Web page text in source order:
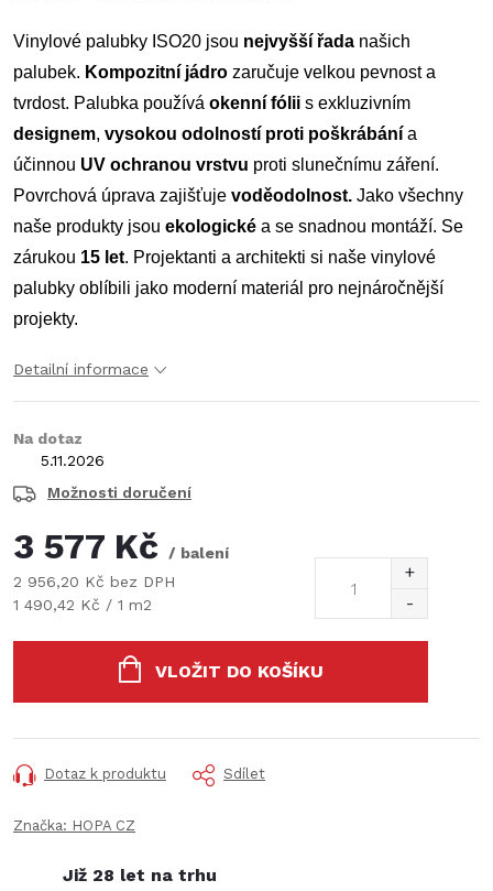
Vinylové palubky ISO20 jsou nejvyšší řada našich
palubek. Kompozitní jádro zaručuje velkou pevnost a
tvrdost. Palubka používá okenní fólii s exkluzivním
designem, vysokou odolností proti poškrábání a
účinnou UV ochranou vrstvu proti slunečnímu záření.
Povrchová úprava zajišťuje voděodolnost. Jako všechny
naše produkty jsou ekologické a se snadnou montáží. Se
zárukou 15 let. Projektanti a architekti si naše vinylové
palubky oblíbili jako moderní materiál pro nejnáročnější
projekty.
Detailní informace
Na dotaz
5.11.2026
Možnosti doručení
3 577 Kč
/ balení
2 956,20 Kč bez DPH
Měrná
1 490,42 Kč / 1 m2
VLOŽIT DO KOŠÍKU
Dotaz k produktu Sdílet
Značka: HOPA CZ
Již 28 let na trhu